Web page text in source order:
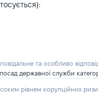
та особливо
державної служби
рівнем корупційних